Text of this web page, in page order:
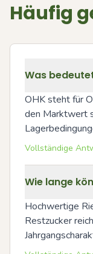
Häufig
Was
OHK steht für
den Marktwert
Vollständige
Wie lange
Hochwertige
Restzucker